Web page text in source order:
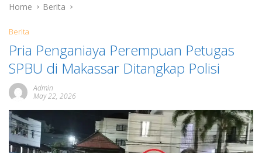
Home Berita
Berita
Pria Penganiaya Perempuan Petugas
SPBU di Makassar Ditangkap Polisi
Admin
May 22, 2026